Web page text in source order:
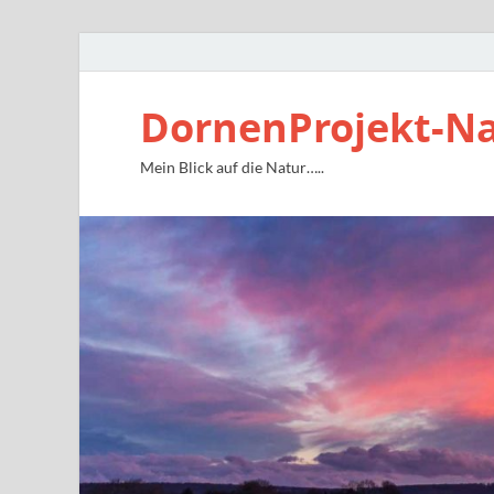
DornenProjekt-
Mein Blick auf die Natur…..